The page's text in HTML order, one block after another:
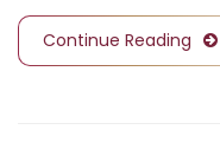
Continue Reading